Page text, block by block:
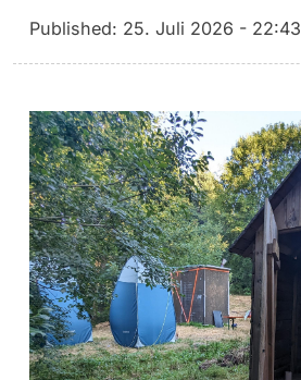
Published: 25. Juli 2026 - 22:43